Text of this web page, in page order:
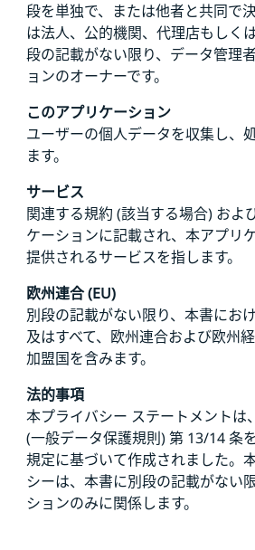
段を単独で、または他者と共同で
は法人、公的機関、代理店もしく
段の記載がない限り、データ管理
ョンのオーナーです。
このアプリケーション
ユーザーの個人データを収集し、
ます。
サービス
関連する規約 (該当する場合) およ
ケーションに記載され、本アプリ
提供されるサービスを指します。
欧州連合 (EU)
別段の記載がない限り、本書にお
及はすべて、欧州連合および欧州
加盟国を含みます。
法的事項
本プライバシー ステートメントは
(一般データ保護規則) 第 13/14 条
規定に基づいて作成されました。
シーは、本書に別段の記載がない
ションのみに関係します。